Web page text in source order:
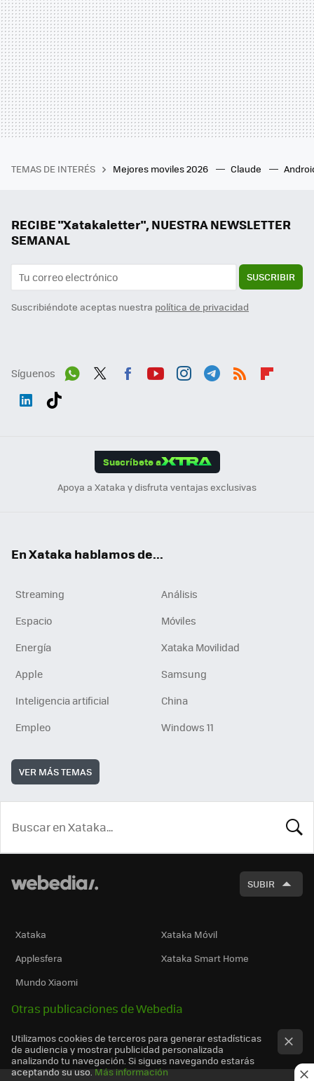
TEMAS DE INTERÉS Mejores moviles 2026 Claude
RECIBE "Xatakaletter", NUESTRA NEWSLETTER
SEMANAL
SUSCRIBIR
Suscribiéndote aceptas nuestra política de privacidad
Síguenos
Suscríbete a
Apoya a Xataka y disfruta ventajas exclusivas
En Xataka hablamos de...
Streaming
Análisis
Espacio
Móviles
Energía
Xataka Movilidad
Apple
Samsung
Inteligencia artificial
China
Empleo
Windows 11
VER MÁS TEMAS
SUBIR
Xataka
Xataka Móvil
Applesfera
Xataka Smart Home
Mundo Xiaomi
Otras publicaciones de Webedia
Utilizamos cookies de terceros para generar estadísticas
de audiencia y mostrar publicidad personalizada
analizando tu navegación. Si sigues navegando estarás
aceptando su uso. Más información